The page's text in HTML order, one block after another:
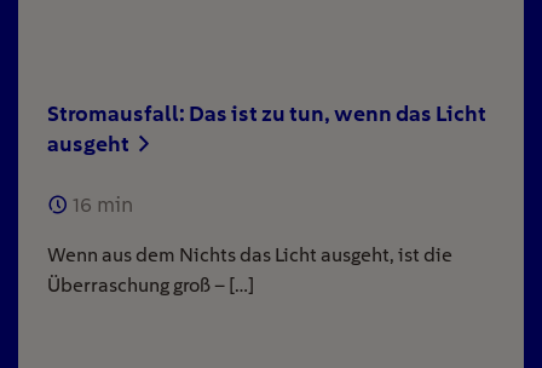
Stromausfall: Das ist zu tun, wenn das Licht
ausgeht
16 min
Wenn aus dem Nichts das Licht ausgeht, ist die
Überraschung groß – […]